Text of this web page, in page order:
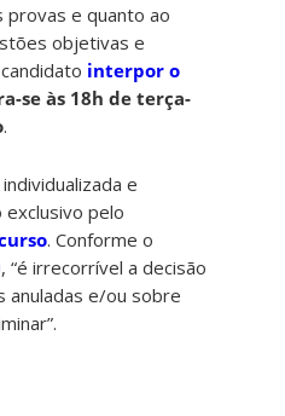
e quanto ao
objetivas e
interpor o
se às 18h de terça-
.
e
exclusivo pelo
. Conforme o
, “é irrecorrível a decisão
anuladas e/ou sobre